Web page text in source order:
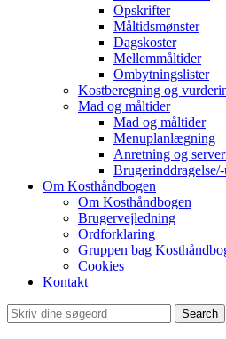
Opskrifter
Måltidsmønster
Dagskoster
Mellemmåltider
Ombytningslister
Kostberegning og
Mad og måltider
Mad og måltider
Menuplanlægning
Anretning og
Om Kosthåndbogen
Om Kosthåndbogen
Brugervejledning
Ordforklaring
Gruppen bag
Cookies
Kontakt
Search